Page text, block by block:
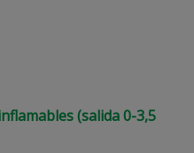
(salida 0-3,5